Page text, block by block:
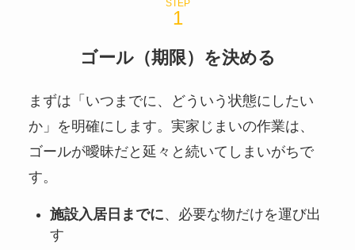
STEP
ゴール（期限）を決める
まずは「いつまでに、どういう状態にしたい
か」を明確にします。実家じまいの作業は、
ゴールが曖昧だと延々と続いてしまいがちで
す。
施設入居日までに、必要な物だけを運び出
す